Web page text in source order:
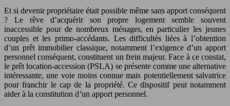
Et si devenir propriétaire était possible même sans apport conséquent
? Le rêve d’acquérir son propre logement semble souvent
inaccessible pour de nombreux ménages, en particulier les jeunes
couples et les primo-accédants. Les difficultés liées à l’obtention
d’un prêt immobilier classique, notamment l’exigence d’un apport
personnel conséquent, constituent un frein majeur. Face à ce constat,
le prêt location-accession (PSLA) se présente comme une alternative
intéressante, une voie moins connue mais potentiellement salvatrice
pour franchir le cap de la propriété. Ce dispositif peut notamment
aider à la constitution d’un apport personnel.